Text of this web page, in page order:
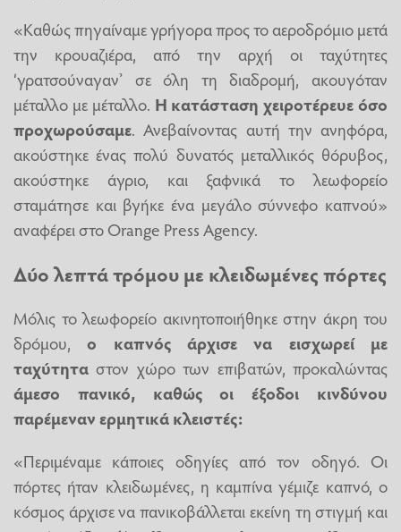
«Καθώς πηγαίναμε γρήγορα προς το αεροδρόμιο μετά
την κρουαζιέρα, από την αρχή οι ταχύτητες
‘γρατσούναγαν’ σε όλη τη διαδρομή, ακουγόταν
μέταλλο με μέταλλο. Η κατάσταση χειροτέρευε όσο
προχωρούσαμε. Ανεβαίνοντας αυτή την ανηφόρα,
ακούστηκε ένας πολύ δυνατός μεταλλικός θόρυβος,
ακούστηκε άγριο, και ξαφνικά το λεωφορείο
σταμάτησε και βγήκε ένα μεγάλο σύννεφο καπνού»
αναφέρει στο Orange Press Agency.
Δύο λεπτά τρόμου με κλειδωμένες πόρτες
Μόλις το λεωφορείο ακινητοποιήθηκε στην άκρη του
δρόμου,ο καπνός άρχισε να εισχωρεί με
ταχύτητα στον χώρο των επιβατών, προκαλώντας
άμεσο πανικό, καθώς οι έξοδοι κινδύνου
παρέμεναν ερμητικά κλειστές:
«Περιμέναμε κάποιες οδηγίες από τον οδηγό. Οι
πόρτες ήταν κλειδωμένες, η καμπίνα γέμιζε καπνό, ο
κόσμος άρχισε να πανικοβάλλεται εκείνη τη στιγμή και